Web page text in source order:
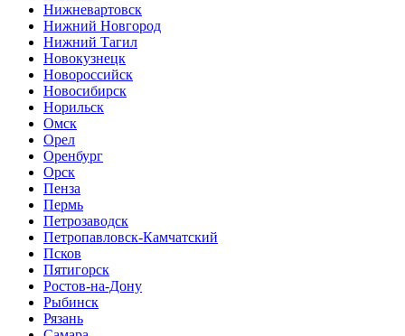
Нижневартовск
Нижний Новгород
Нижний Тагил
Новокузнецк
Новороссийск
Новосибирск
Норильск
Омск
Орел
Оренбург
Орск
Пенза
Пермь
Петрозаводск
Петропавловск-Камчатский
Псков
Пятигорск
Ростов-на-Дону
Рыбинск
Рязань